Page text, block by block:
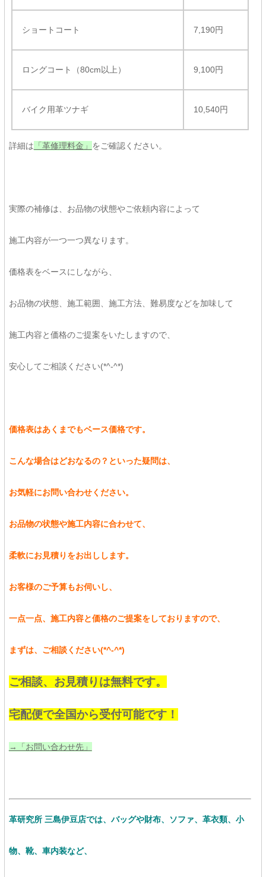
ショートコート 7,190円
ロングコート（80cm以上） 9,100円
バイク用革ツナギ 10,540円
詳細は 「革修理料金」 をご確認ください。
実際の補修は、お品物の状態やご依頼内容によって
施工内容が一つ一つ異なります。
価格表をベースにしながら、
お品物の状態、施工範囲、施工方法、難易度などを加味して
施工内容と価格のご提案をいたしますので、
安心してご相談ください(*^-^*)
価格表はあくまでもベース価格です。
こんな場合はどおなるの？といった疑問は、
お気軽にお問い合わせください。
お品物の状態や施工内容に合わせて、
柔軟にお見積りをお出しします。
お客様のご予算もお伺いし、
一点一点、施工内容と価格のご提案をしておりますので、
まずは、ご相談ください(*^-^*)
ご相談、お見積りは無料です。
宅配便で全国から受付可能です！
→「お問い合わせ先」
革研究所 三島伊豆店では、バッグや財布、ソファ、革衣類、小
物、靴、車内装など、